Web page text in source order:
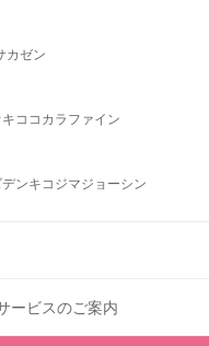
カゼン
ココカラファイン
ンキ コジマジョーシン
ービスのご案内